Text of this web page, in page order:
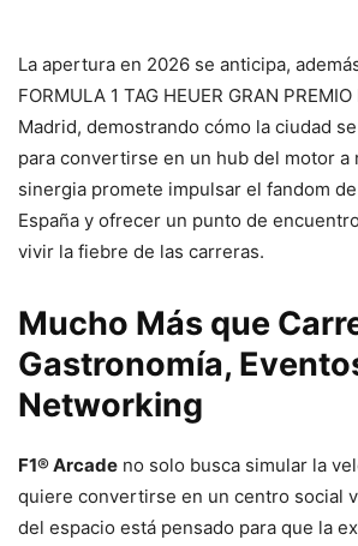
La apertura en 2026 se anticipa,
FORMULA 1 TAG HEUER GRAN
Madrid, demostrando cómo la ciudad
para convertirse en un hub del motor a
sinergia promete impulsar el fandom
España y ofrecer un punto de
vivir la fiebre de las carreras.
Mucho Más que
Gastronomía,
Networking
F1® Arcade no solo busca simular la
quiere convertirse en un centro social
del espacio está pensado para que la